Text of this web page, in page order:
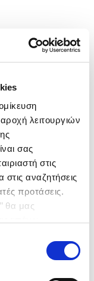
λειτουργιών
σας
στις
στις αναζητήσεις
προτάσεις.
’’ θα μας
με την
σχετικά με